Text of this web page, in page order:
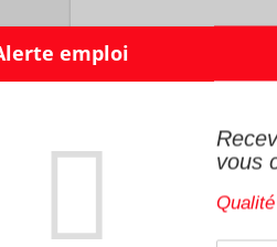
vous
Business Analyst GED
Scalian
Description de
Architecte Contrôle-